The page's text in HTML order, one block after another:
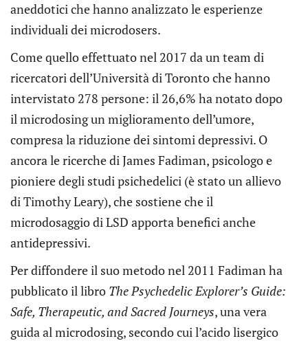
aneddotici che hanno analizzato le esperienze
individuali dei microdosers.
Come quello effettuato nel 2017 da un team di
ricercatori dell’Università di Toronto che hanno
intervistato 278 persone: il 26,6% ha notato dopo
il microdosing un miglioramento dell’umore,
compresa la riduzione dei sintomi depressivi. O
ancora le ricerche di James Fadiman, psicologo e
pioniere degli studi psichedelici (è stato un allievo
di Timothy Leary), che sostiene che il
microdosaggio di LSD apporta benefici anche
antidepressivi.
Per diffondere il suo metodo nel 2011 Fadiman ha
pubblicato il libro The Psychedelic Explorer’s Guide:
Safe, Therapeutic, and Sacred Journeys, una vera
guida al microdosing, secondo cui l’acido lisergico